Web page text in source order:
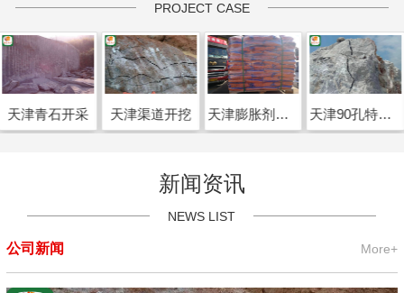
PROJECT CASE
天津青石开采 天津渠道开挖 天津膨胀剂出口喀麦隆 天津90孔特效静态破碎剂开裂效果
新闻资讯
NEWS LIST
公司新闻 More+